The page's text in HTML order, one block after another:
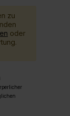
zu
oder